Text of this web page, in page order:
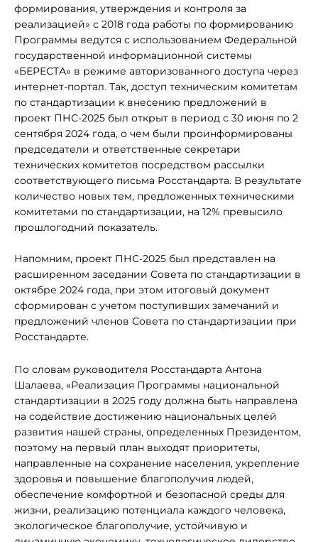
формирования, утверждения и контроля за
реализацией» с 2018 года работы по формированию
Программы ведутся с использованием Федеральной
государственной информационной системы
«БЕРЕСТА» в режиме авторизованного доступа через
интернет-портал. Так, доступ техническим комитетам
по стандартизации к внесению предложений в
проект ПНС-2025 был открыт в период с 30 июня по 2
сентября 2024 года, о чем были проинформированы
председатели и ответственные секретари
технических комитетов посредством рассылки
соответствующего письма Росстандарта. В результате
количество новых тем, предложенных техническими
комитетами по стандартизации, на 12% превысило
прошлогодний показатель.
Напомним, проект ПНС-2025 был представлен на
расширенном заседании Совета по стандартизации в
октябре 2024 года, при этом итоговый документ
сформирован с учетом поступивших замечаний и
предложений членов Совета по стандартизации при
Росстандарте.
По словам руководителя Росстандарта Антона
Шалаева, «Реализация Программы национальной
стандартизации в 2025 году должна быть направлена
на содействие достижению национальных целей
развития нашей страны, определенных Президентом,
поэтому на первый план выходят приоритеты,
направленные на сохранение населения, укрепление
здоровья и повышение благополучия людей,
обеспечение комфортной и безопасной среды для
жизни, реализацию потенциала каждого человека,
экологическое благополучие, устойчивую и